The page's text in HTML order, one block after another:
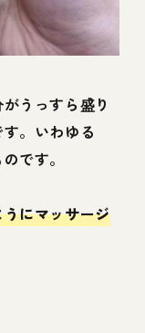
うっすら盛り
。いわゆる
です。
にマッサージ